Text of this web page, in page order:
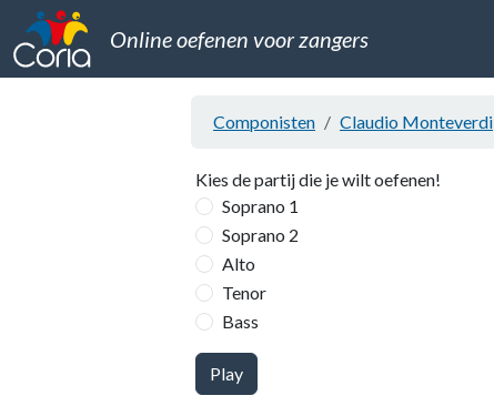
Online oefenen voor zangers
Componisten Claudio Monteverdi
Kies de partij die je wilt oefenen!
Soprano 1
Soprano 2
Alto
Tenor
Bass
Play